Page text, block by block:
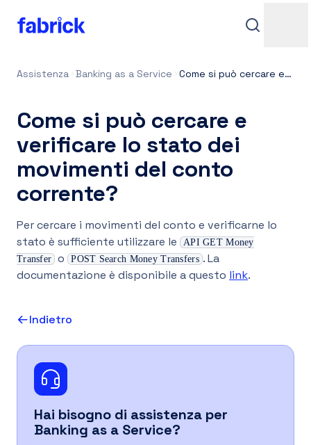
Assistenza
Contatti
IT
Assistenza Banking as a Service Come si può cercare e verificare lo stato dei movimenti del conto corrente?
Come si può cercare e
verificare lo stato dei
movimenti del conto
corrente?
Per cercare i movimenti del conto e verificarne lo
stato è sufficiente utilizzare le
API GET Money
Transfer o POST Search Money Transfers . La
documentazione è disponibile a questo link.
Indietro
Hai bisogno di assistenza per
Banking as a Service?